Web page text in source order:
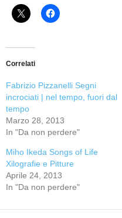
Correlati
Fabrizio Pizzanelli Segni
incrociati | nel tempo, fuori dal
tempo
Marzo 28, 2013
In "Da non perdere"
Miho Ikeda Songs of Life
Xilografie e Pitture
Aprile 24, 2013
In "Da non perdere"